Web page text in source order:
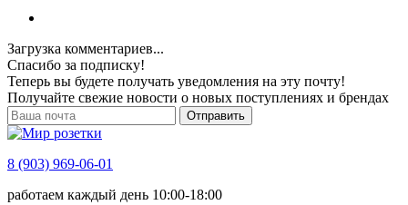
Загрузка комментариев...
Спасибо за подписку!
Теперь вы будете получать уведомления на эту почту!
Получайте свежие новости о новых поступлениях и брендах
Отправить
8 (903) 969-06-01
работаем каждый день 10:00-18:00